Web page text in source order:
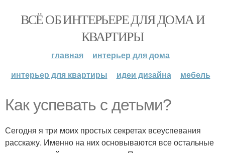
ВСЁ ОБ ИНТЕРЬЕРЕ ДЛЯ ДОМА И
КВАРТИРЫ
главная
интерьер для дома
интерьер для квартиры
идеи дизайна мебель
Как успевать с детьми?
Сегодня я три моих простых секретах всеуспевания
расскажу. Именно на них основываются все остальные